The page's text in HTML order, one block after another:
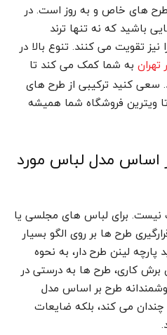
های خاص و به روز است. در
باشید که نه تنها ترند
تقویت می کنند. تنوع بالا در
تهران به شما کمک می کند تا
کنید ترکیبی از طرح های
ویترین فروشگاه شما همیشه
اساس مدل لباس مورد
نیست. برای لباس های مجلسی یا
طرح ها بر روی الگو بسیار
لینن طرح دار، به نحوه
برش کاری، طرح ها به درستی در
طرح بر اساس مدل
چندان می کند، بلکه ضایعات